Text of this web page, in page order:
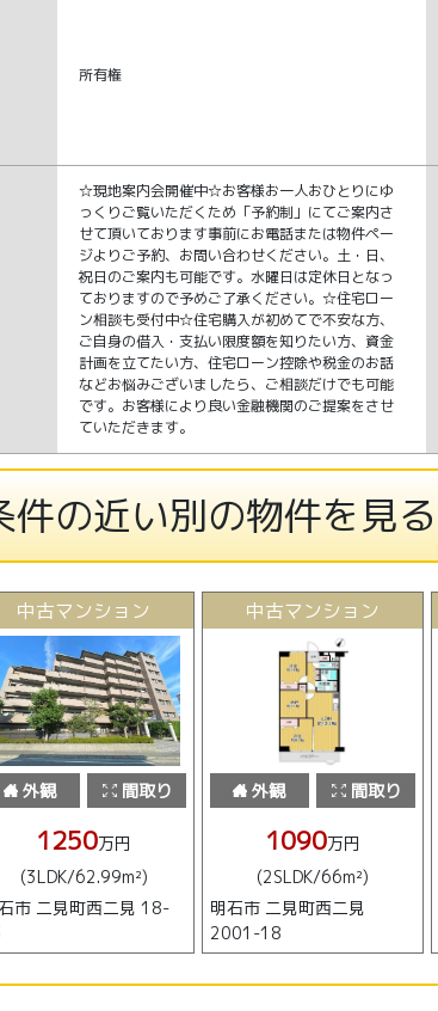
所有権
☆現地案内会開催中☆お客様お一人おひとりにゆ
っくりご覧いただくため「予約制」にてご案内さ
せて頂いております事前にお電話または物件ペー
ジよりご予約、お問い合わせください。土・日、
祝日のご案内も可能です。水曜日は定休日となっ
ておりますので予めご了承ください。☆住宅ロー
ン相談も受付中☆住宅購入が初めてで不安な方、
ご自身の借入・支払い限度額を知りたい方、資金
計画を立てたい方、住宅ローン控除や税金のお話
などお悩みございましたら、ご相談だけでも可能
です。お客様により良い金融機関のご提案をさせ
ていただきます。
件の近い別の物件を見る
中古マンション
外観 間取り
1250万円
(3LDK/62.99m²)
市 二見町西二見 18-
中古マンション
外観 間取り
1090万円
(2SLDK/66m²)
明石市 二見町西二見
2001-18